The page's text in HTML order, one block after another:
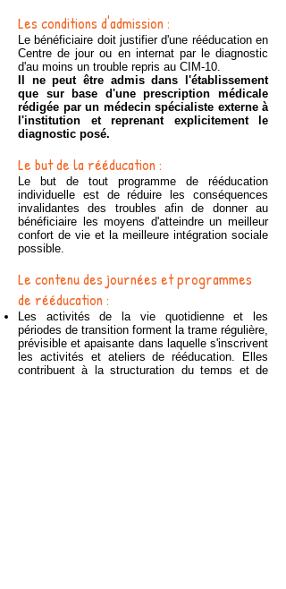
Les conditions d'admission :
Le bénéficiaire doit justifier d'une rééducation en
Centre de jour ou en internat par le diagnostic
d'au moins un trouble repris au CIM-10.
Il ne peut être admis dans l'établissement
que sur base d'une prescription médicale
rédigée par un médecin spécialiste externe à
l'institution et reprenant explicitement le
diagnostic posé.
Le but de la rééducation :
Le but de tout programme de rééducation
individuelle est de réduire les conséquences
invalidantes des troubles afin de donner au
bénéficiaire les moyens d'atteindre un meilleur
confort de vie et la meilleure intégration sociale
possible.
Le contenu des journées et programmes
de rééducation :
Les activités de la vie quotidienne et les
périodes de transition forment la trame régulière,
prévisible et apaisante dans laquelle s'inscrivent
les activités et ateliers de rééducation. Elles
contribuent à la structuration du temps et de